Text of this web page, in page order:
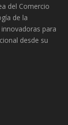
del Comercio
de la
para
desde su